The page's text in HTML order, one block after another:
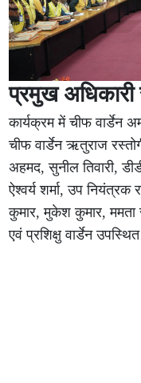
प्रमुख अधिकारी
कार्यक्रम में चीफ वार्डेन
चीफ वार्डेन ऋतुराज
अहमद, सुनील तिवारी,
ऐश्वर्य शर्मा, उप नियंत्रक
कुमार, मुकेश कुमार, ममता
एवं प्रशिक्षु वार्डेन